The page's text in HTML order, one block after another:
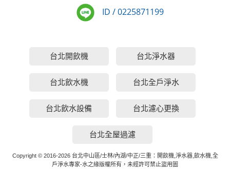
ID / 0225871199
台北開飲機 台北淨水器
台北飲水機 台北全戶淨水
台北飲水設備 台北濾心更換
台北全屋過濾
Copyright © 2016-2026 台北中山區/士林/內湖/中正/三重：開飲機,淨水器,飲水機,全
戶淨水專家-水之緣版權所有，未經許可禁止盜用圖